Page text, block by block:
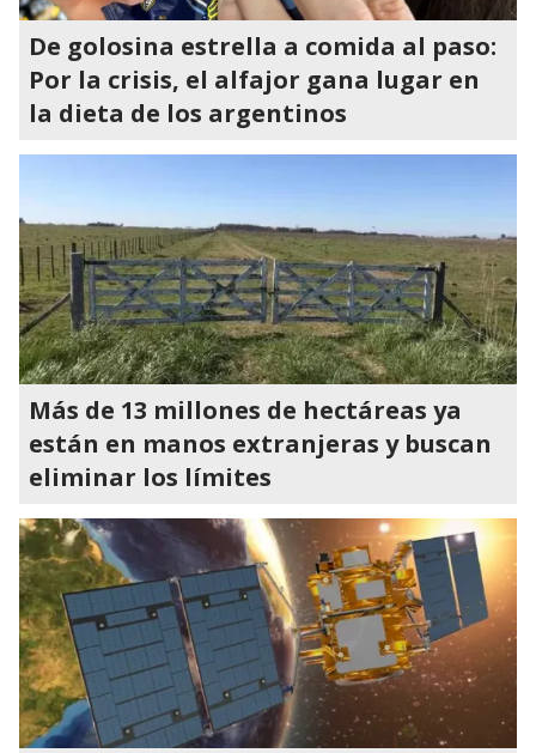
De golosina estrella a comida al paso:
Por la crisis, el alfajor gana lugar en
la dieta de los argentinos
Más de 13 millones de hectáreas ya
están en manos extranjeras y buscan
eliminar los límites